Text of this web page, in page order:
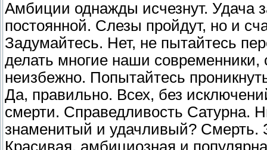
Амбиции однажды исчезнут. Удача
постоянной. Слезы пройдут, но и
Задумайтесь. Нет, не пытайтесь
делать многие наши современники,
неизбежно. Попытайтесь
Да, правильно. Всех, без
смерти. Справедливость Сатурна.
знаменитый и удачливый? Смерть.
Красивая, амбициозная и